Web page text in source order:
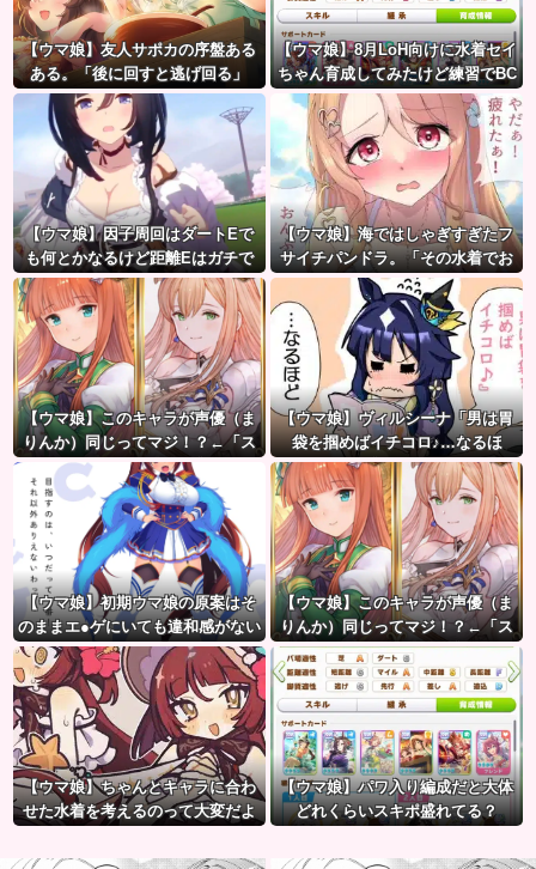
【ウマ娘】友人サポカの序盤ある
ある。「後に回すと逃げ回る」
【ウマ娘】8月LoH向けに水着セイ
ちゃん育成してみたけど練習でBC
産アイちゃんのおやつになって
る。
【ウマ娘】因子周回はダートEで
も何とかなるけど距離Eはガチで
無理ゲー
【ウマ娘】海ではしゃぎすぎたフ
サイチパンドラ。「その水着でお
んぶはマズイ…」
【ウマ娘】このキャラが声優（ま
りんか）同じってマジ！？←「ス
ズカさんみたいな演技の方がレア
だと聞いて驚いたよ」
【ウマ娘】ヴィルシーナ「男は胃
袋を掴めばイチコロ♪…なるほ
ど。」→ 一方ジェンティルさん
（アカン）
【ウマ娘】初期ウマ娘の原案はそ
のままエ●ゲにいても違和感がない
んだ。
【ウマ娘】このキャラが声優（ま
りんか）同じってマジ！？←「ス
ズカさんみたいな演技の方がレア
だと聞いて驚いたよ」
【ウマ娘】ちゃんとキャラに合わ
せた水着を考えるのって大変だよ
【ウマ娘】パワ入り編成だと大体
どれくらいスキポ盛れてる？